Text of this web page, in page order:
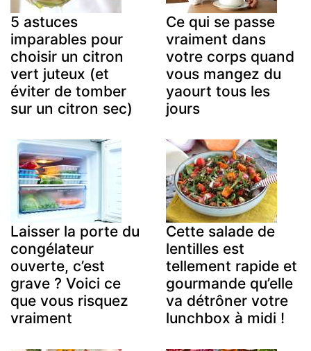
5 astuces
imparables pour
choisir un citron
vert juteux (et
éviter de tomber
sur un citron sec)
Ce qui se passe
vraiment dans
votre corps quand
vous mangez du
yaourt tous les
jours
Laisser la porte du
congélateur
ouverte, c’est
grave ? Voici ce
que vous risquez
vraiment
Cette salade de
lentilles est
tellement rapide et
gourmande qu’elle
va détrôner votre
lunchbox à midi !